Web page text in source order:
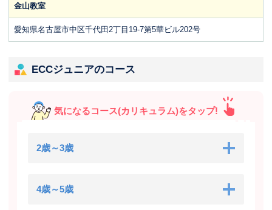
金山教室
愛知県名古屋市中区千代田2丁目19-7第5華ビル202号
ECCジュニアのコース
気になるコース(カリキュラム)をタップ!
2歳～3歳
4歳～5歳